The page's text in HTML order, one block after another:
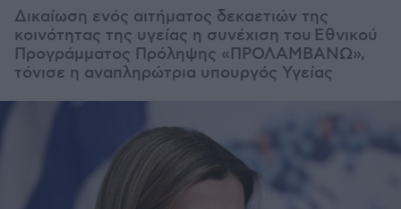
Δικαίωση ενός αιτήματος δεκαετιών της
κοινότητας της υγείας η συνέχιση του Εθνικού
Προγράμματος Πρόληψης «ΠΡΟΛΑΜΒΑΝΩ»,
τόνισε η αναπληρώτρια υπουργός Υγείας